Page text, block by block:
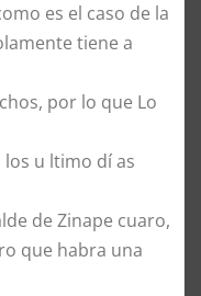
es el caso de la
tiene a
por lo que Lo
los u ltimo dí as
de Zinape cuaro,
que habra una